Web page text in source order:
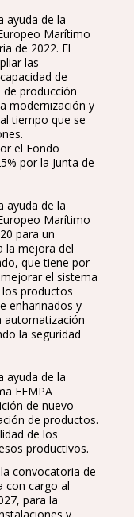
ayuda de la
Marítimo
de 2022. El
las
de
producción
modernización y
tiempo que se
el Fondo
por la Junta de
ayuda de la
Marítimo
para un
la mejora del
que tiene por
el sistema
productos
enharinados y
automatización
la seguridad
ayuda de la
FEMPA
de nuevo
de productos.
de los
productivos.
convocatoria de
con cargo al
para la